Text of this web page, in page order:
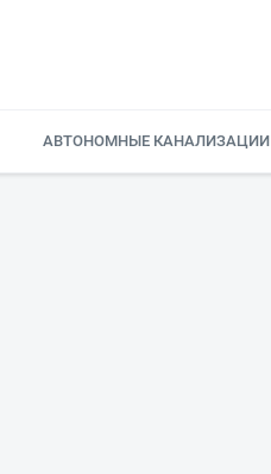
АВТОНОМНЫЕ КАНАЛИЗАЦИИ